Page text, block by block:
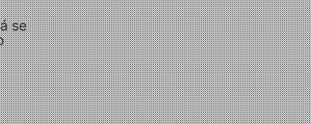
se